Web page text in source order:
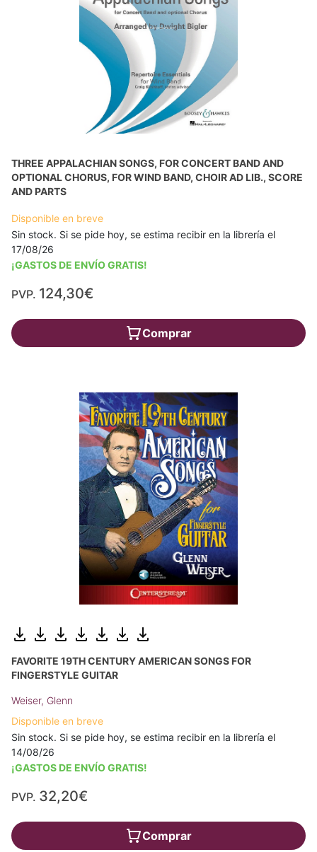
THREE APPALACHIAN SONGS, FOR CONCERT BAND AND
OPTIONAL CHORUS, FOR WIND BAND, CHOIR AD LIB., SCORE
AND PARTS
Disponible en breve
Sin stock. Si se pide hoy, se estima recibir en la librería el
17/08/26
¡GASTOS DE ENVÍO GRATIS!
PVP. 124,30€
Comprar
FAVORITE 19TH CENTURY AMERICAN SONGS FOR
FINGERSTYLE GUITAR
Weiser, Glenn
Disponible en breve
Sin stock. Si se pide hoy, se estima recibir en la librería el
14/08/26
¡GASTOS DE ENVÍO GRATIS!
PVP. 32,20€
Comprar